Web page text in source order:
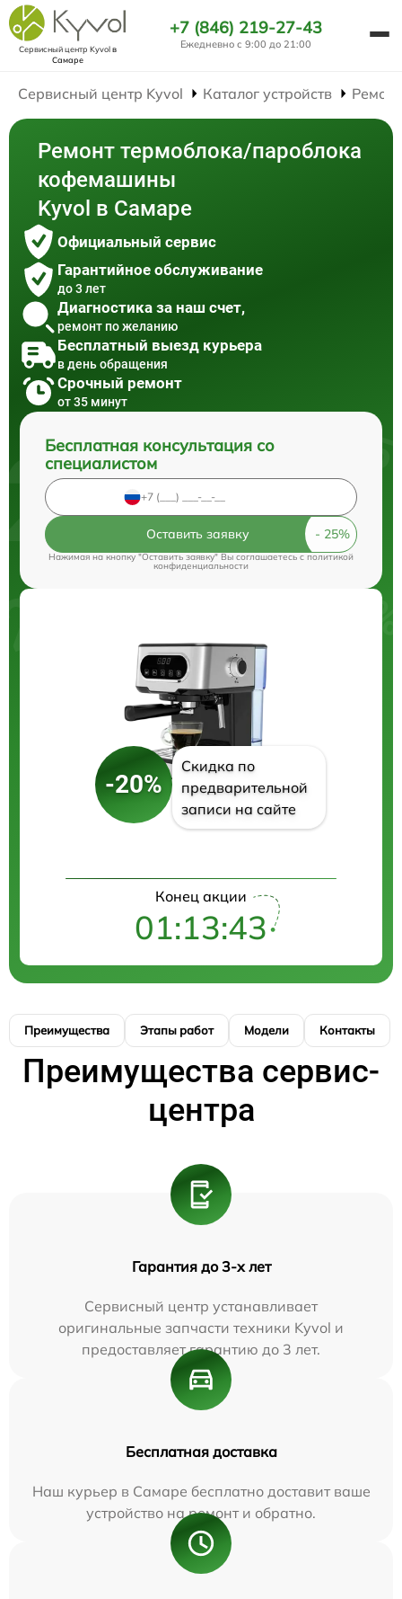
Сервисный центр Kyvolв
Самаре
+7 (846) 219-27-43
Ежедневно с 9:00 до 21:00
Сервисный центр Kyvol Каталог устройств
Ремонт термоблока/пароблока
кофемашины
Kyvol в Самаре
Официальный сервис
Гарантийное обслуживание
до 3 лет
Диагностика за наш счет,
ремонт по желанию
Бесплатный выезд курьера
в день обращения
Срочный ремонт
от 35 минут
Бесплатная консультация со
специалистом
Оставить заявку
Нажимая на кнопку "Оставить заявку" Вы соглашаетесь cполитикой
конфиденциальности
-20%
Скидка по
предварительной
записи на сайте
Конец акции
01:13:43
Преимущества Этапы работ Модели Контакты
Преимущества сервис-
центра
Гарантия до 3-х лет
Сервисный центр устанавливает
оригинальные запчасти техники Kyvol и
предоставляет гарантию до 3 лет.
Бесплатная доставка
Наш курьер в Самаре бесплатно доставит ваше
устройство на ремонт и обратно.